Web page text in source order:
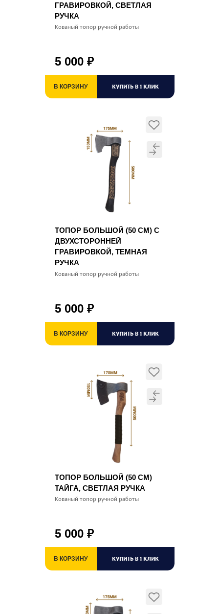
ГРАВИРОВКОЙ, СВЕТЛАЯ
РУЧКА
Кованый топор ручной работы
5 000 ₽
В КОРЗИНУ КУПИТЬ В 1 КЛИК
ТОПОР БОЛЬШОЙ (50 СМ) С
ДВУХСТОРОННЕЙ
ГРАВИРОВКОЙ, ТЕМНАЯ
РУЧКА
Кованый топор ручной работы
5 000 ₽
В КОРЗИНУ КУПИТЬ В 1 КЛИК
ТОПОР БОЛЬШОЙ (50 СМ)
ТАЙГА, СВЕТЛАЯ РУЧКА
Кованый топор ручной работы
5 000 ₽
В КОРЗИНУ КУПИТЬ В 1 КЛИК